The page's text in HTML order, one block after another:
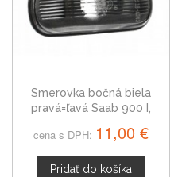
Smerovka bočná biela
pravá=ľavá Saab 900 I,
cena s DPH: 11,00 €
Pridať do košíka